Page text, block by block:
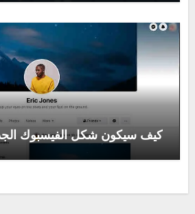
كيف سيكون شكل الفيسبوك الجديد